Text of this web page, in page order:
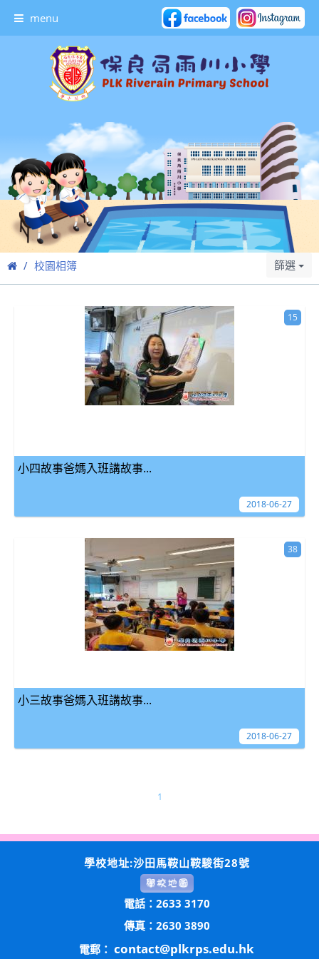
menu
校園相簿 篩選
小四故事爸媽入班講故事...
15
2018-06-27
小三故事爸媽入班講故事...
38
2018-06-27
1
學校地址:沙田馬鞍山鞍駿街28號
電話：2633 3170
傳真：2630 3890
電郵： contact@plkrps.edu.hk